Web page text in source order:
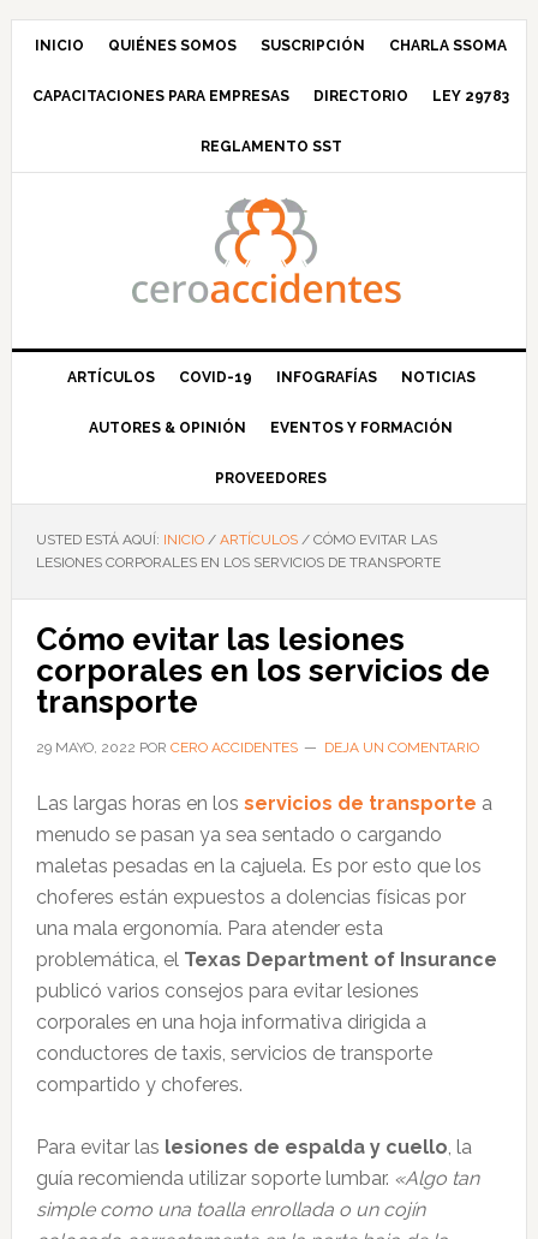
Saltar
navegación
Saltar
principal
Saltar
barra
principal
Saltar
INICIO QUIÉNES SOMOS SUSCRIPCIÓN CHARLA SSOMA
CAPACITACIONES PARA EMPRESAS DIRECTORIO LEY 29783
REGLAMENTO SST
ARTÍCULOS COVID-19 INFOGRAFÍAS NOTICIAS
AUTORES & OPINIÓN EVENTOS Y FORMACIÓN
PROVEEDORES
USTED ESTÁ AQUÍ: INICIO / ARTÍCULOS /CÓMO EVITAR LAS
LESIONES CORPORALES EN LOS SERVICIOS DE TRANSPORTE
Cómo evitar las lesiones
corporales en los servicios de
transporte
29 MAYO, 2022 POR CERO ACCIDENTES DEJA UN COMENTARIO
Las largas horas en los servicios de transporte a
menudo se pasan ya sea sentado o cargando
maletas pesadas en la cajuela. Es por esto que los
choferes están expuestos a dolencias físicas por
una mala ergonomía. Para atender esta
problemática, el Texas Department of Insurance
publicó varios consejos para evitar lesiones
corporales en una hoja informativa dirigida a
conductores de taxis, servicios de transporte
compartido y choferes.
Para evitar las lesiones de espalda y cuello, la
guía recomienda utilizar soporte lumbar. «Algo tan
simple como una toalla enrollada o un cojín